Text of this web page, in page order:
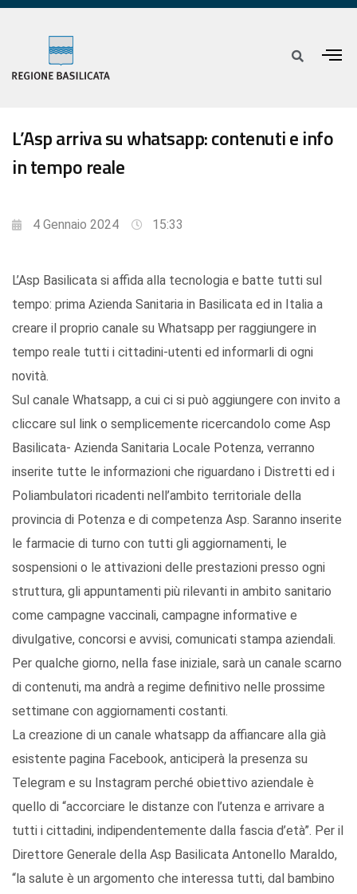
L’Asp arriva su whatsapp: contenuti e info
in tempo reale
4 Gennaio 2024 15:33
L’Asp Basilicata si affida alla tecnologia e batte tutti sul
tempo: prima Azienda Sanitaria in Basilicata ed in Italia a
creare il proprio canale su Whatsapp per raggiungere in
tempo reale tutti i cittadini-utenti ed informarli di ogni
novità.
Sul canale Whatsapp, a cui ci si può aggiungere con invito a
cliccare sul link o semplicemente ricercandolo come Asp
Basilicata- Azienda Sanitaria Locale Potenza, verranno
inserite tutte le informazioni che riguardano i Distretti ed i
Poliambulatori ricadenti nell’ambito territoriale della
provincia di Potenza e di competenza Asp. Saranno inserite
le farmacie di turno con tutti gli aggiornamenti, le
sospensioni o le attivazioni delle prestazioni presso ogni
struttura, gli appuntamenti più rilevanti in ambito sanitario
come campagne vaccinali, campagne informative e
divulgative, concorsi e avvisi, comunicati stampa aziendali.
Per qualche giorno, nella fase iniziale, sarà un canale scarno
di contenuti, ma andrà a regime definitivo nelle prossime
settimane con aggiornamenti costanti.
La creazione di un canale whatsapp da affiancare alla già
esistente pagina Facebook, anticiperà la presenza su
Telegram e su Instagram perché obiettivo aziendale è
quello di “accorciare le distanze con l’utenza e arrivare a
tutti i cittadini, indipendentemente dalla fascia d’età”. Per il
Direttore Generale della Asp Basilicata Antonello Maraldo,
“la salute è un argomento che interessa tutti, dal bambino